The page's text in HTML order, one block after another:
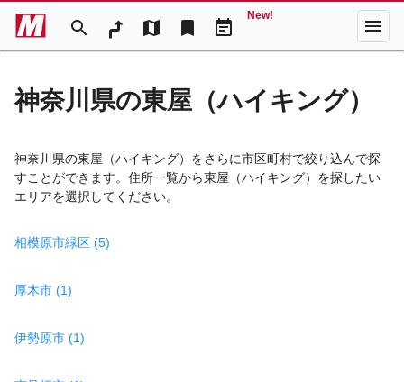
search map bookmark event_note
New! menu
神奈川県の東屋（ハイキング）
神奈川県の東屋（ハイキング）をさらに市区町村で絞り込んで探
すことができます。住所一覧から東屋（ハイキング）を探したい
エリアを選択してください。
相模原市緑区 (5)
厚木市 (1)
伊勢原市 (1)